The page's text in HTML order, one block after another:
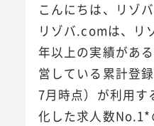
こんにちは、リゾ
リゾバ.comは、リ
年以上の実績があ
営している累計登
7月時点）が利用す
化した求人数